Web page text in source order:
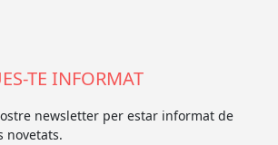
TE INFORMAT
newsletter per estar informat de
novetats.